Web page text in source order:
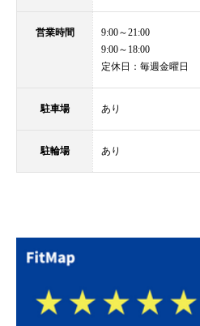
営業時間
9:00～21:00
9:00～18:00
定休日：毎週金曜日
駐車場 あり
駐輪場 あり